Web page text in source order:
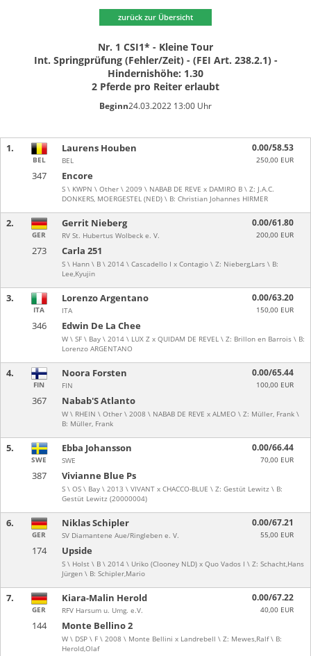
zurück zur Übersicht
Nr. 1 CSI1* - Kleine Tour
Int. Springprüfung (Fehler/Zeit) - (FEI Art. 238.2.1) -
Hindernishöhe: 1.30
2 Pferde pro Reiter erlaubt
Beginn24.03.2022 13:00 Uhr
1.
347 Encore
S \ KWPN \ Other \ 2009 \ NABAB DE REVE x DAMIRO B \ Z: J.A.C.
DONKERS, MOERGESTEL (NED) \ B: Christian Johannes HIRMER
BEL
Laurens Houben
BEL
0.00/58.53
250,00 EUR
2.
273 Carla 251
S \ Hann \ B \ 2014 \ Cascadello I x Contagio \ Z: Nieberg,Lars \ B:
Lee,Kyujin
GER
Gerrit Nieberg
RV St. Hubertus Wolbeck e. V.
0.00/61.80
200,00 EUR
3.
346 Edwin De La Chee
W \ SF \ Bay \ 2014 \ LUX Z x QUIDAM DE REVEL \ Z: Brillon en Barrois \ B:
Lorenzo ARGENTANO
ITA
Lorenzo Argentano
ITA
0.00/63.20
150,00 EUR
4.
367 Nabab'S Atlanto
W \ RHEIN \ Other \ 2008 \ NABAB DE REVE x ALMEO \ Z: Müller, Frank \
B: Müller, Frank
FIN
Noora Forsten
FIN
0.00/65.44
100,00 EUR
5.
387 Vivianne Blue Ps
S \ OS \ Bay \ 2013 \ VIVANT x CHACCO-BLUE \ Z: Gestüt Lewitz \ B:
Gestüt Lewitz (20000004)
SWE
Ebba Johansson
SWE
0.00/66.44
70,00 EUR
6.
174 Upside
S \ Holst \ B \ 2014 \ Uriko (Clooney NLD) x Quo Vados I \ Z: Schacht,Hans
Jürgen \ B: Schipler,Mario
GER
Niklas Schipler
SV Diamantene Aue/Ringleben e. V.
0.00/67.21
55,00 EUR
7.
144 Monte Bellino 2
W \ DSP \ F \ 2008 \ Monte Bellini x Landrebell \ Z: Mewes,Ralf \ B:
Herold,Olaf
GER
Kiara-Malin Herold
RFV Harsum u. Umg. e.V.
0.00/67.22
40,00 EUR